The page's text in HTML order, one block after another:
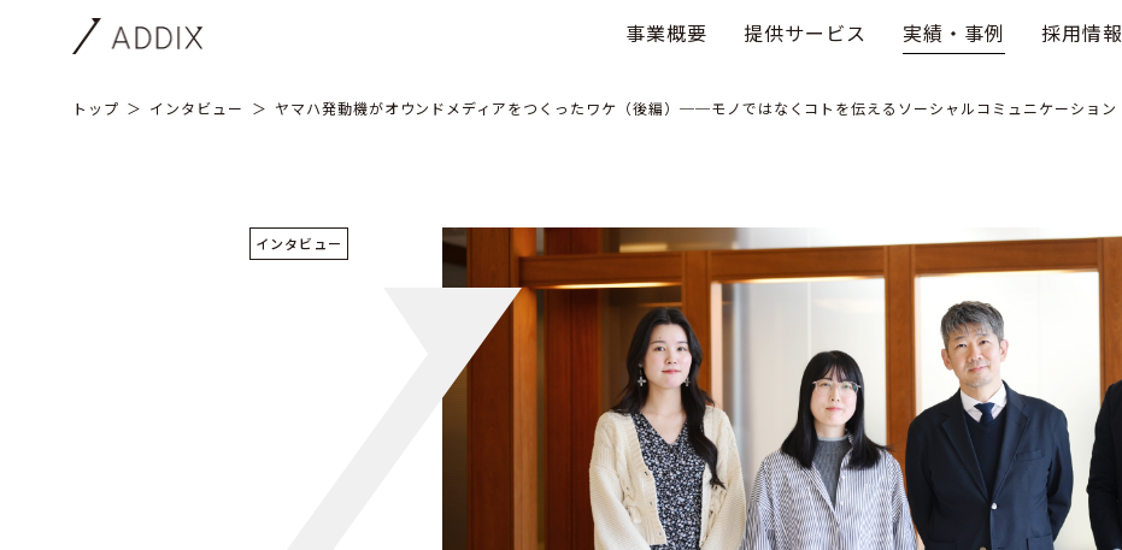
事業概要 提供サービス 実績・事例 採用情報
トップ インタビュー ヤマハ発動機がオウンドメディアをつくったワケ（後編）──モノではなくコトを伝えるソーシャルコミュニケーション
インタビュー